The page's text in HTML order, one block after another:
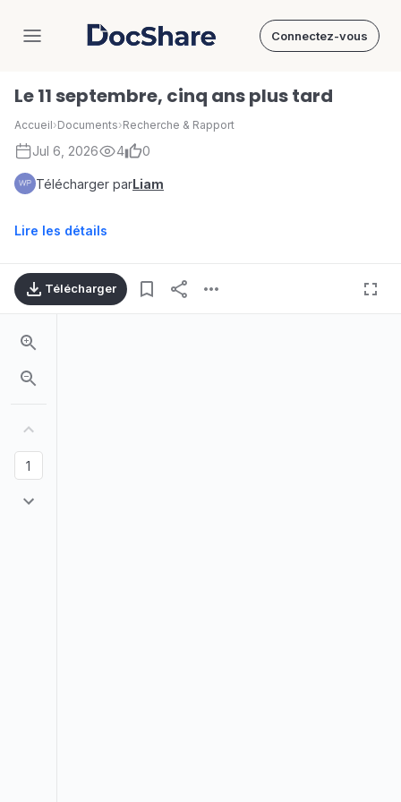
DocShare Connectez-vous
Le 11 septembre, cinq ans plus tard
Accueil›Documents›Recherche & Rapport
Jul 6, 2026 4 0
Télécharger parLiam
Lire les détails
Télécharger